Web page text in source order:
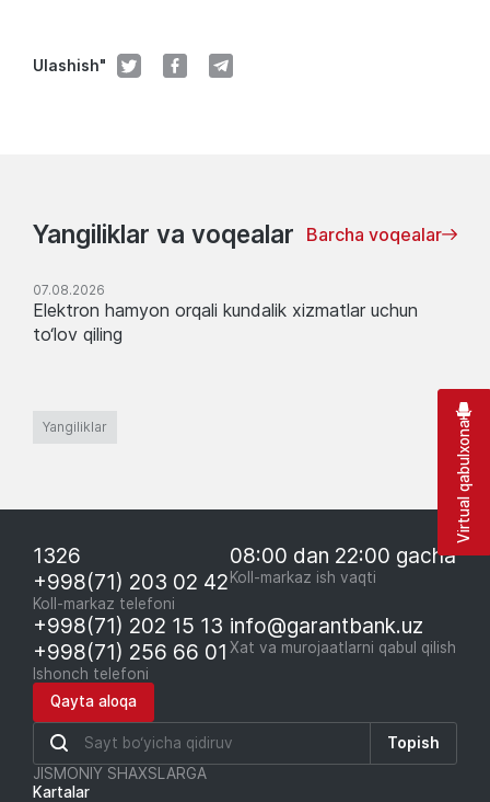
Ulashish"
Yangiliklar va voqealar Barcha voqealar
07.08.2026
Elektron hamyon orqali kundalik xizmatlar uchun
to‘lov qiling
Yangiliklar
1326
+998(71) 203 02 42
Koll-markaz telefoni
08:00 dan 22:00 gacha
Koll-markaz ish vaqti
+998(71) 202 15 13
+998(71) 256 66 01
Ishonch telefoni
info@garantbank.uz
Xat va murojaatlarni qabul qilish
Qayta aloqa
Topish
JISMONIY SHAXSLARGA
Kartalar
Virtual qabulxona